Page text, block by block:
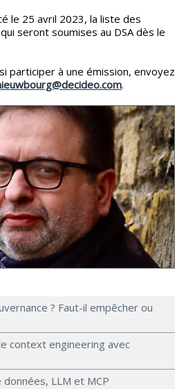
le 25 avril 2023, la liste des
seront soumises au DSA dès le
participer à une émission, envoyez
.
? Faut-il empêcher ou
context engineering avec
LLM et MCP